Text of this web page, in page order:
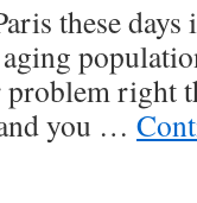
these days
problem right
you …